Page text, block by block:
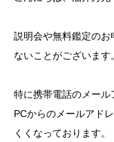
説明会や無料鑑定の
ないことがございます。
特に携帯電話のメール
PCからのメールアド
くくなっております。